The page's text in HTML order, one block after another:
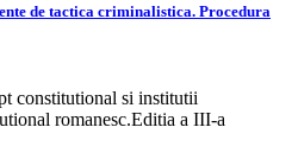
de tactica criminalistica. Procedura